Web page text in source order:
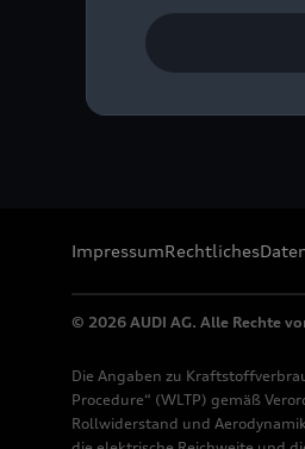
ImpressumRechtliches
© 2026 AUDI AG. Alle Rechte
Die Angaben zu
Procedure“ (WLTP) gemäß
Rollwiderstand und